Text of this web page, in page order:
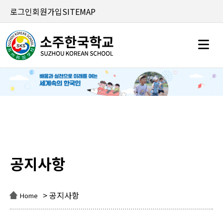
로그인회원가입SITEMAP
공지사항
Home > 공지사항